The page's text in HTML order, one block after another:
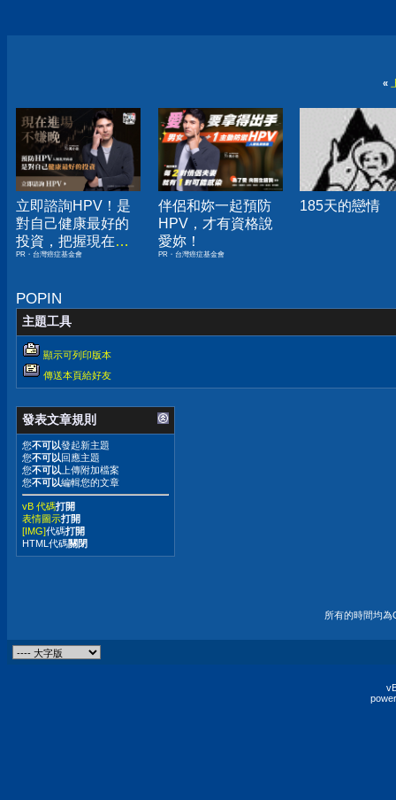
«
立即諮詢HPV！是
對自己健康最好的
投資，把握現在不
嫌晚！
PR・台灣癌症基金會
伴侶和妳一起預防
HPV，才有資格說
愛妳！
PR・台灣癌症基金會
185天的戀情
POPIN
主題工具
顯示可列印版本
傳送本頁給好友
發表文章規則
您不可以發起新主題
您不可以回應主題
您不可以 上傳附加檔案
您不可以編輯您的文章
vB 代碼打開
表情圖示打開
[IMG]代碼打開
HTML代碼關閉
所有的時間均為